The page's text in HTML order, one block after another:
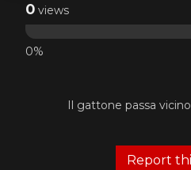
0 views
0%
Il gattone passa